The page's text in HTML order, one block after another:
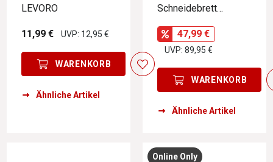
LEVORO
11,99 € UVP: 12,95 €
WARENKORB
Ähnliche Artikel
Schneidebrett
Stirnholz
47,99 €
UVP: 89,95 €
WARENKORB
Ähnliche Artikel
Online Only